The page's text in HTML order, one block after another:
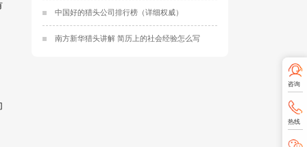
中国好的猎头公司排行榜（详细权威）
南方新华猎头讲解 简历上的社会经验怎么写
咨询
热线